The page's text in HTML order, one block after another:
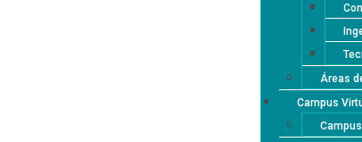
Áreas
Campus
Campus